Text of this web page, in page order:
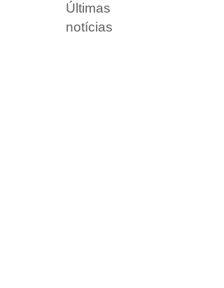
Últimas
notícias